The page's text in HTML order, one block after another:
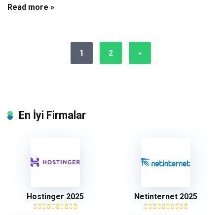
Read more »
1 2 »
En İyi Firmalar
Hostinger 2025 Netinternet 2025